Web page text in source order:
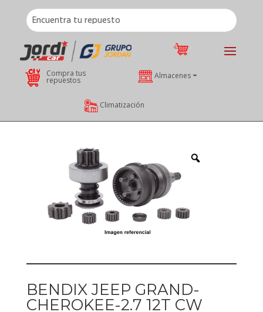
Compra tus
repuestos Almacenes
Climatización
BENDIX JEEP GRAND-
CHEROKEE-2.7 12T CW